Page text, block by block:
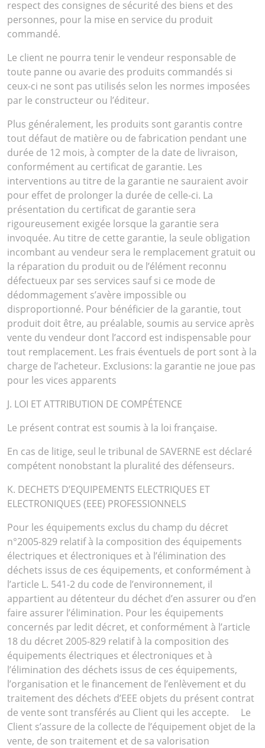
respect des consignes de sécurité des biens et des
personnes, pour la mise en service du produit
commandé.
Le client ne pourra tenir le vendeur responsable de
toute panne ou avarie des produits commandés si
ceux-ci ne sont pas utilisés selon les normes imposées
par le constructeur ou l’éditeur.
Plus généralement, les produits sont garantis contre
tout défaut de matière ou de fabrication pendant une
durée de 12 mois, à compter de la date de livraison,
conformément au certificat de garantie. Les
interventions au titre de la garantie ne sauraient avoir
pour effet de prolonger la durée de celle-ci. La
présentation du certificat de garantie sera
rigoureusement exigée lorsque la garantie sera
invoquée. Au titre de cette garantie, la seule obligation
incombant au vendeur sera le remplacement gratuit ou
la réparation du produit ou de l’élément reconnu
défectueux par ses services sauf si ce mode de
dédommagement s’avère impossible ou
disproportionné. Pour bénéficier de la garantie, tout
produit doit être, au préalable, soumis au service après
vente du vendeur dont l’accord est indispensable pour
tout remplacement. Les frais éventuels de port sont à la
charge de l’acheteur. Exclusions: la garantie ne joue pas
pour les vices apparents
J. LOI ET ATTRIBUTION DE COMPÉTENCE
Le présent contrat est soumis à la loi française.
En cas de litige, seul le tribunal de SAVERNE est déclaré
compétent nonobstant la pluralité des défenseurs.
K. DECHETS D’EQUIPEMENTS ELECTRIQUES ET
ELECTRONIQUES (EEE) PROFESSIONNELS
Pour les équipements exclus du champ du décret
n°2005-829 relatif à la composition des équipements
électriques et électroniques et à l’élimination des
déchets issus de ces équipements, et conformément à
l’article L. 541-2 du code de l’environnement, il
appartient au détenteur du déchet d’en assurer ou d’en
faire assurer l’élimination. Pour les équipements
concernés par ledit décret, et conformément à l’article
18 du décret 2005-829 relatif à la composition des
équipements électriques et électroniques et à
l’élimination des déchets issus de ces équipements,
l’organisation et le financement de l’enlèvement et du
traitement des déchets d’EEE objets du présent contrat
de vente sont transférés au Client qui les accepte. Le
Client s’assure de la collecte de l’équipement objet de la
vente, de son traitement et de sa valorisation